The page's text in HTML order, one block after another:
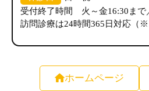
ホームページ